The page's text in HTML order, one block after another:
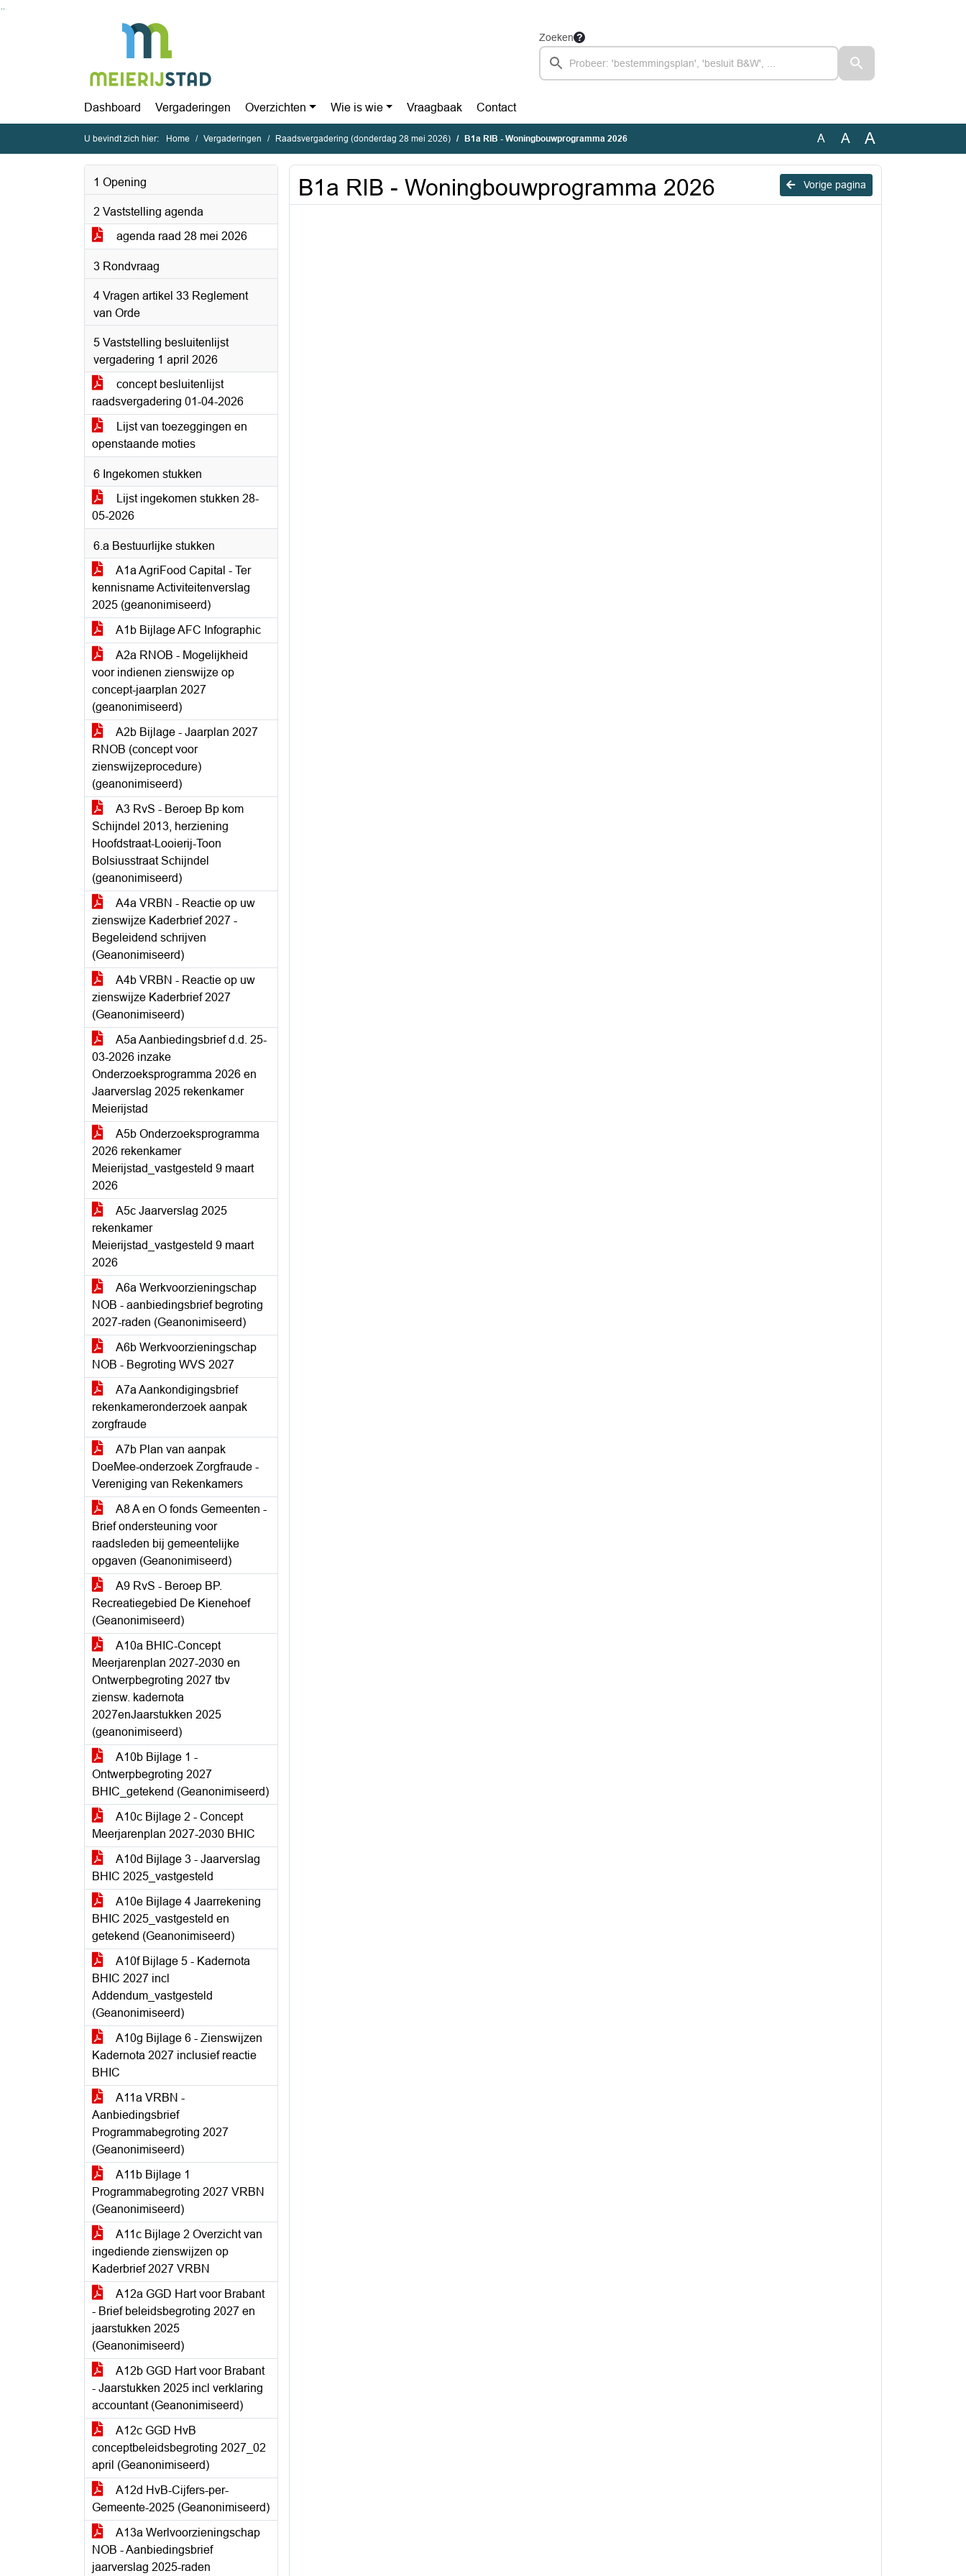
Zoeken
Dashboard Vergaderingen Overzichten Wie is wie Vraagbaak Contact
U bevindt zich hier: Home Vergaderingen Raadsvergadering (donderdag 28 mei 2026) B1a RIB - Woningbouwprogramma 2026 A A A
1 Opening
2 Vaststelling agenda
agenda raad 28 mei 2026
3 Rondvraag
4 Vragen artikel 33 Reglement
van Orde
5 Vaststelling besluitenlijst
vergadering 1 april 2026
concept besluitenlijst
raadsvergadering 01-04-2026
Lijst van toezeggingen en
openstaande moties
6 Ingekomen stukken
Lijst ingekomen stukken 28-
05-2026
6.a Bestuurlijke stukken
A1a AgriFood Capital - Ter
kennisname Activiteitenverslag
2025 (geanonimiseerd)
A1b Bijlage AFC Infographic
A2a RNOB - Mogelijkheid
voor indienen zienswijze op
concept-jaarplan 2027
(geanonimiseerd)
A2b Bijlage - Jaarplan 2027
RNOB (concept voor
zienswijzeprocedure)
(geanonimiseerd)
A3 RvS - Beroep Bp kom
Schijndel 2013, herziening
Hoofdstraat-Looierij-Toon
Bolsiusstraat Schijndel
(geanonimiseerd)
A4a VRBN - Reactie op uw
zienswijze Kaderbrief 2027 -
Begeleidend schrijven
(Geanonimiseerd)
A4b VRBN - Reactie op uw
zienswijze Kaderbrief 2027
(Geanonimiseerd)
A5a Aanbiedingsbrief d.d. 25-
03-2026 inzake
Onderzoeksprogramma 2026 en
Jaarverslag 2025 rekenkamer
Meierijstad
A5b Onderzoeksprogramma
2026 rekenkamer
Meierijstad_vastgesteld 9 maart
2026
A5c Jaarverslag 2025
rekenkamer
Meierijstad_vastgesteld 9 maart
2026
A6a Werkvoorzieningschap
NOB - aanbiedingsbrief begroting
2027-raden (Geanonimiseerd)
A6b Werkvoorzieningschap
NOB - Begroting WVS 2027
A7a Aankondigingsbrief
rekenkameronderzoek aanpak
zorgfraude
A7b Plan van aanpak
DoeMee-onderzoek Zorgfraude -
Vereniging van Rekenkamers
A8 A en O fonds Gemeenten -
Brief ondersteuning voor
raadsleden bij gemeentelijke
opgaven (Geanonimiseerd)
A9 RvS - Beroep BP.
Recreatiegebied De Kienehoef
(Geanonimiseerd)
A10a BHIC-Concept
Meerjarenplan 2027-2030 en
Ontwerpbegroting 2027 tbv
ziensw. kadernota
2027enJaarstukken 2025
(geanonimiseerd)
A10b Bijlage 1 -
Ontwerpbegroting 2027
BHIC_getekend (Geanonimiseerd)
A10c Bijlage 2 - Concept
Meerjarenplan 2027-2030 BHIC
A10d Bijlage 3 - Jaarverslag
BHIC 2025_vastgesteld
A10e Bijlage 4 Jaarrekening
BHIC 2025_vastgesteld en
getekend (Geanonimiseerd)
A10f Bijlage 5 - Kadernota
BHIC 2027 incl
Addendum_vastgesteld
(Geanonimiseerd)
A10g Bijlage 6 - Zienswijzen
Kadernota 2027 inclusief reactie
BHIC
A11a VRBN -
Aanbiedingsbrief
Programmabegroting 2027
(Geanonimiseerd)
A11b Bijlage 1
Programmabegroting 2027 VRBN
(Geanonimiseerd)
A11c Bijlage 2 Overzicht van
ingediende zienswijzen op
Kaderbrief 2027 VRBN
A12a GGD Hart voor Brabant
- Brief beleidsbegroting 2027 en
jaarstukken 2025
(Geanonimiseerd)
A12b GGD Hart voor Brabant
- Jaarstukken 2025 incl verklaring
accountant (Geanonimiseerd)
A12c GGD HvB
conceptbeleidsbegroting 2027_02
april (Geanonimiseerd)
A12d HvB-Cijfers-per-
Gemeente-2025 (Geanonimiseerd)
A13a Werlvoorzieningschap
NOB - Aanbiedingsbrief
jaarverslag 2025-raden
Vorige pagina
B1a RIB - Woningbouwprogramma 2026